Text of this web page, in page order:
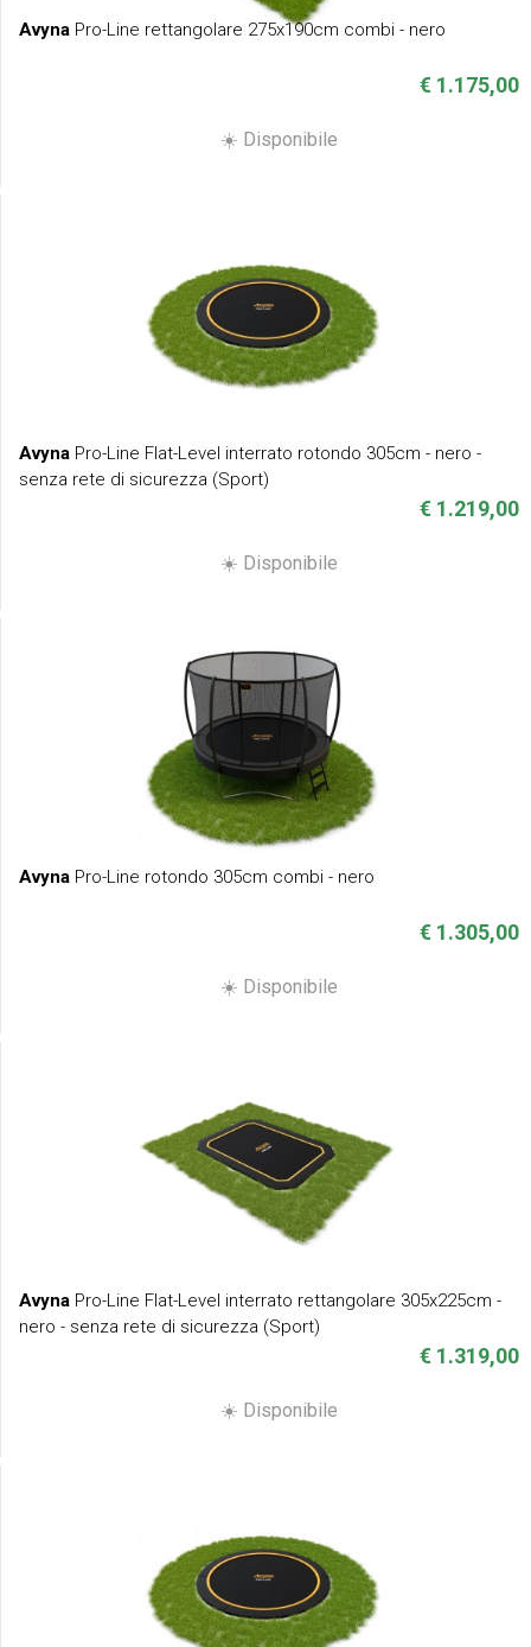
Avyna Pro-Line rettangolare 275x190cm combi - nero
€ 1.175,00
☀️ Disponibile
Avyna Pro-Line Flat-Level interrato rotondo 305cm - nero -
senza rete di sicurezza (Sport)
€ 1.219,00
☀️ Disponibile
Avyna Pro-Line rotondo 305cm combi - nero
€ 1.305,00
☀️ Disponibile
Avyna Pro-Line Flat-Level interrato rettangolare 305x225cm -
nero - senza rete di sicurezza (Sport)
€ 1.319,00
☀️ Disponibile